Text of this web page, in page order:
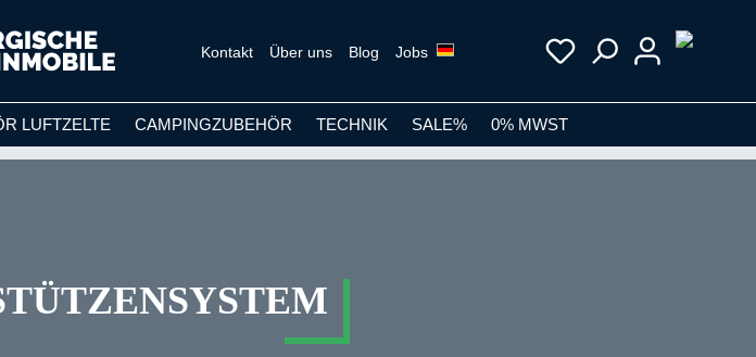
Kontakt Über uns Blog Jobs
LUFTZELTE CAMPINGZUBEHÖR TECHNIK SALE% 0% MWST